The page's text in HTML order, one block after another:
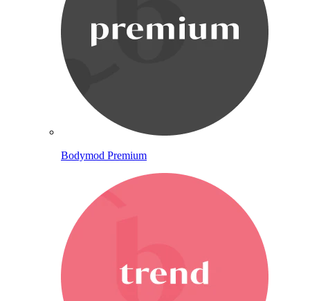
Bodymod Premium